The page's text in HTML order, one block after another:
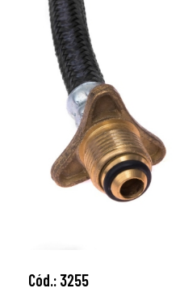
Cód.: 3255
Adicionar ao carrinho